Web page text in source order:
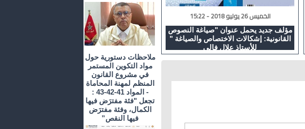
ملاحظات دستورية حول
مواد التكوين المستمر
في مشروع القانون
المنظم لمهنة المحاماة
- المواد 41-42-43 :
تجعل "فئة مفترَض فيها
الكمال، وفئة مفترَض
فيها النقص”
الخميس 26 يوليو 2018 - 15:22
مؤلف جديد يحمل عنوان "صياغة النصوص
القانونية: إشكالات الاختصاص والصياغة "
للأستاذ علال فالي